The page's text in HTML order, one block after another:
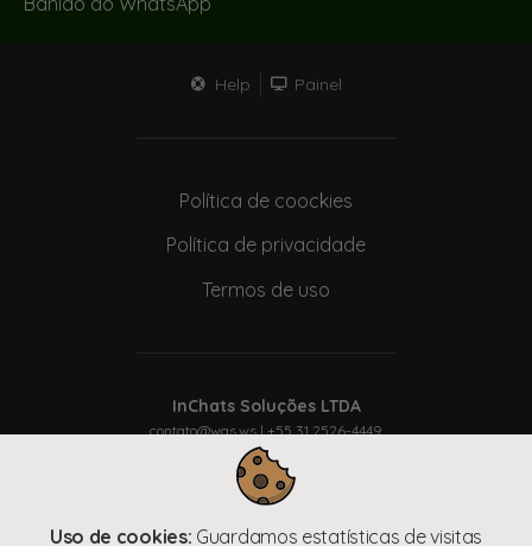
Help Painel
Política de coockies
Política de privacidade
Termos de uso
InChats Soluções LTDA
contato@was.ws| +55 31 2526-4449
CNPJ: 40.920.844/0001-75
Rua Aquino Baeta Neves, 91 – pavmto 01 – Albertina – Cons.
Lafaiente – MG – 36400-000
Uso de cookies: Guardamos estatísticas de visitas